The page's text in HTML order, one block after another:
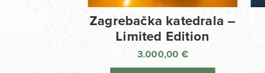
Zagrebačka katedrala –
Limited Edition
3.000,00 €